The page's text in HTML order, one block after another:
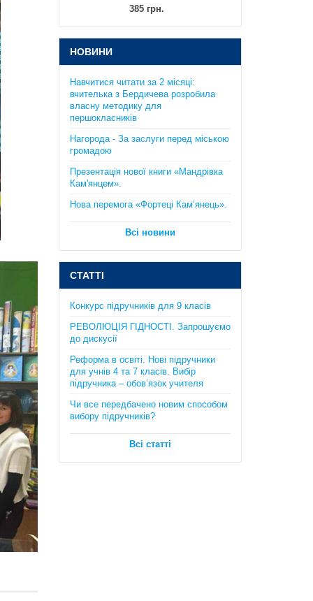
385 грн.
Практикум з курсу "Планета
Земля": 6 клас. Кобернік С.Г.,
130 грн.
(Повний повторювальний курс,
О.C.
НОВИНИ
Навчитися читати за 2 місяці:
вчителька з Бердичева розробила
власну методику для
першокласників
Нагорода - За заслуги перед міською
громадою
Презентація нової книги «Мандрівка
Кам'янцем».
Нова перемога «Фортеці Кам’янець».
Всі новини
СТАТТІ
Конкурс підручників для 9 класів
РЕВОЛЮЦІЯ ГІДНОСТІ. Запрошуємо
до дискусії
Реформа в освіті. Нові підручники
для учнів 4 та 7 класів. Вибір
підручника – обов’язок учителя
Чи все передбачено новим способом
вибору підручників?
Всі статті